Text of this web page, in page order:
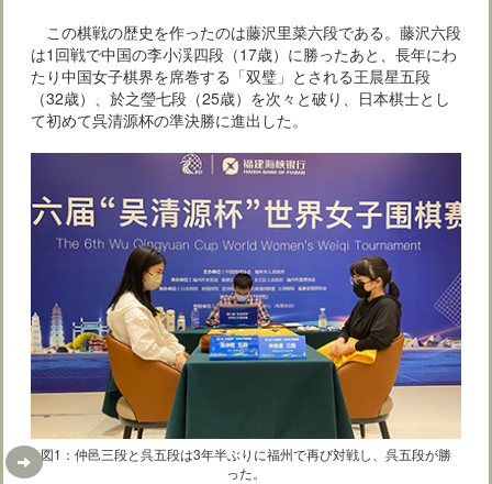
この棋戦の歴史を作ったのは藤沢里菜六段である。藤沢六段
は1回戦で中国の李小渓四段（17歳）に勝ったあと、長年にわ
たり中国女子棋界を席巻する「双璧」とされる王晨星五段
（32歳）、於之瑩七段（25歳）を次々と破り、日本棋士とし
て初めて呉清源杯の準決勝に進出した。
図1：仲邑三段と呉五段は3年半ぶりに福州で再び対戦し、呉五段が勝
った。